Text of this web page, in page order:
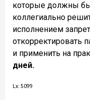
которые должны
коллегиально
исполнением
откорректировать
и применить на
дней.
Lx: 5099